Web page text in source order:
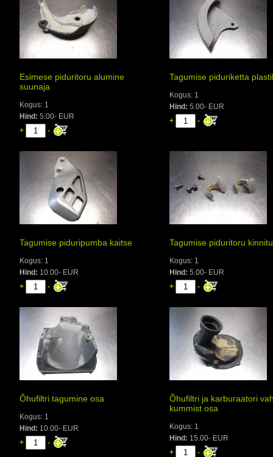
Esimese piduritoru alumine
suunaja
Kogus: 1
Hind: 5.00- EUR
+
-
Tagumise piduriketta
Kogus: 1
Hind: 5.00- EUR
+
-
Tagumise piduripumba kaitse
Kogus: 1
Hind: 10.00- EUR
+
-
Tagumise piduritoru
Kogus: 1
Hind: 5.00- EUR
+
-
Õhufiltri tagumine osa
Kogus: 1
Hind: 10.00- EUR
+
-
Õhufiltri ja karburaatori
kummist osa
Kogus: 1
Hind: 15.00- EUR
+
-